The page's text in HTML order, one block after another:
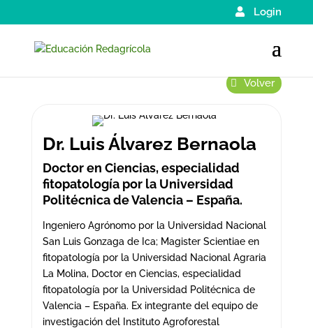
Login
Volver
Dr. Luis Álvarez Bernaola
Doctor en Ciencias, especialidad
fitopatología por la Universidad
Politécnica de Valencia – España.
Ingeniero Agrónomo por la Universidad Nacional
San Luis Gonzaga de Ica; Magister Scientiae en
fitopatología por la Universidad Nacional Agraria
La Molina, Doctor en Ciencias, especialidad
fitopatología por la Universidad Politécnica de
Valencia – España. Ex integrante del equipo de
investigación del Instituto Agroforestal